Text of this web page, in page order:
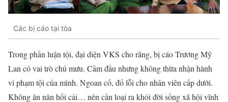
Các bị cáo tại tòa
Trong phần luận tội, đại diện VKS cho rằng, bị cáo Trương Mỹ
Lan có vai trò chủ mưu. Cầm đầu nhưng không thừa nhận hành
vi phạm tội của mình. Ngoan cố, đổ lỗi cho nhân viên cấp dưới.
Không ăn năn hối cải… nên cần loại ra khỏi đời sống xã hội vĩnh